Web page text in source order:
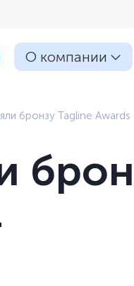
О компании
бронзу Tagline Awards